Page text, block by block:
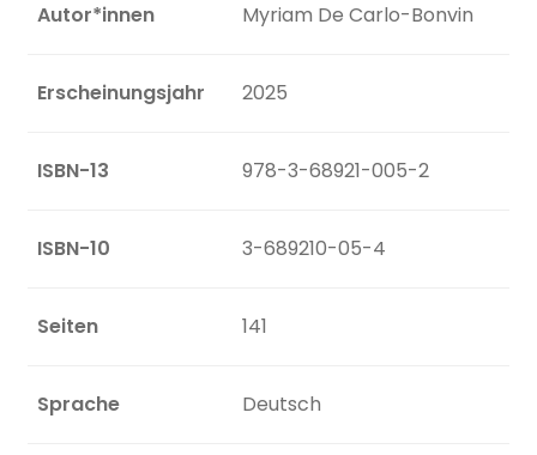
Autor*innen Myriam De Carlo-Bonvin
Erscheinungsjahr 2025
ISBN-13 978-3-68921-005-2
ISBN-10 3-689210-05-4
Seiten 141
Sprache Deutsch